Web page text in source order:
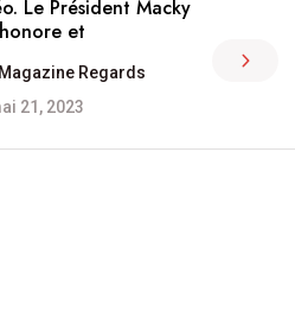
Le Président Macky
et
Magazine Regards
21, 2023